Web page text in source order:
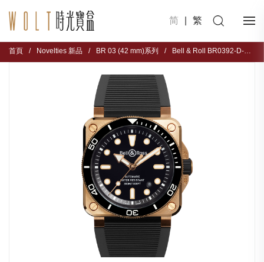
简 繁
首頁 / Novelties 新品 / BR 03 (42 mm)系列 / Bell & Roll BR0392-D-BL-BR/SCA